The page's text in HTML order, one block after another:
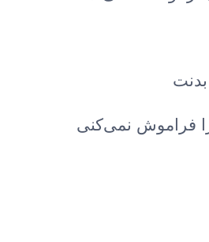
بدنت
را فراموش نمی‌کنی